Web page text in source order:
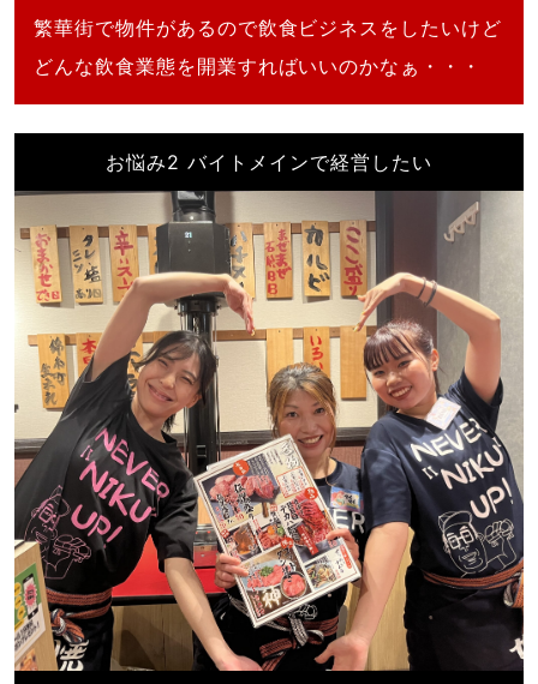
繁華街で物件があるので飲食ビジネスをしたいけど
どんな飲食業態を開業すればいいのかなぁ・・・
お悩み2 バイトメインで経営したい